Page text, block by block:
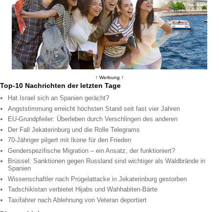
↑ Werbung ↑
Top-10 Nachrichten der letzten Tage
Hat Israel sich an Spanien gerächt?
Angststimmung erreicht höchsten Stand seit fast vier Jahren
EU-Grundpfeiler: Überleben durch Verschlingen des anderen
Der Fall Jekaterinburg und die Rolle Telegrams
70-Jähriger pilgert mit Ikone für den Frieden
Genderspezifische Migration – ein Ansatz, der funktioniert?
Brüssel: Sanktionen gegen Russland sind wichtiger als Waldbrände in
Spanien
Wissenschaftler nach Prügelattacke in Jekaterinburg gestorben
Tadschikistan verbietet Hijabs und Wahhabiten-Bärte
Taxifahrer nach Ablehnung von Veteran deportiert